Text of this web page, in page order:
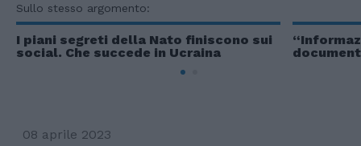
Sullo stesso argomento:
I piani segreti della Nato finiscono sui
social. Che succede in Ucraina
08 aprile 2023